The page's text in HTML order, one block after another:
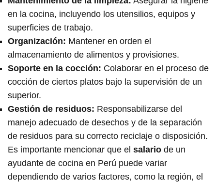
en la cocina, incluyendo los utensilios, equipos y
superficies de trabajo.
Organización: Mantener en orden el
almacenamiento de alimentos y provisiones.
Soporte en la cocción: Colaborar en el proceso de
cocción de ciertos platos bajo la supervisión de un
superior.
Gestión de residuos: Responsabilizarse del
manejo adecuado de desechos y de la separación
de residuos para su correcto reciclaje o disposición.
Es importante mencionar que el salario de un
ayudante de cocina en Perú puede variar
dependiendo de varios factores, como la región, el